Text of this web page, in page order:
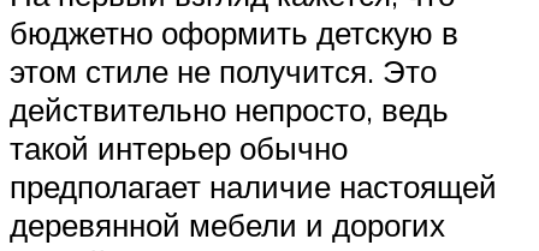
бюджетно оформить детскую в
этом стиле не получится. Это
действительно непросто, ведь
такой интерьер обычно
предполагает наличие настоящей
деревянной мебели и дорогих